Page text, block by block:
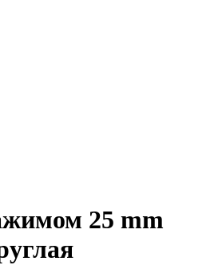
25 mm